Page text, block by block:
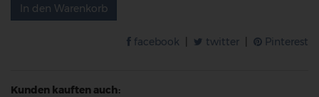
In den Warenkorb
facebook twitter Pinterest
Kunden kauften auch: